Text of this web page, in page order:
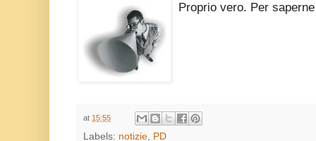
Proprio vero. Per
at 15:55
Labels: notizie PD